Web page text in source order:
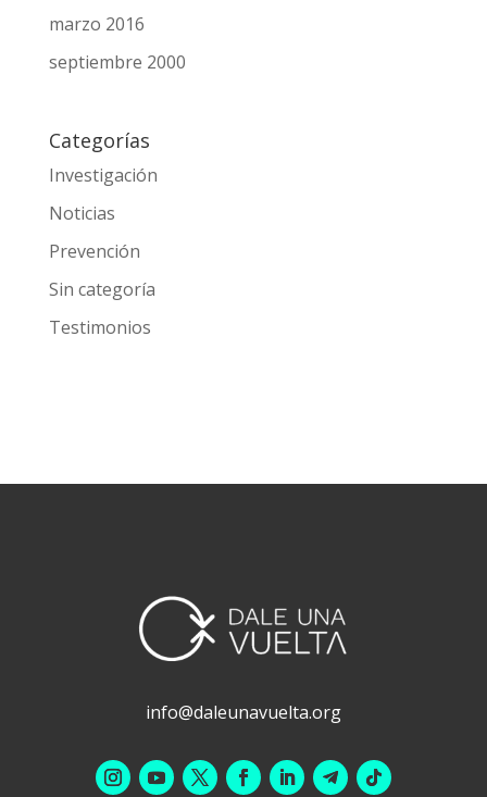
septiembre 2016
agosto 2016
septiembre 2000
Categorías
Investigación
Noticias
Prevención
info@daleunavuelta.org